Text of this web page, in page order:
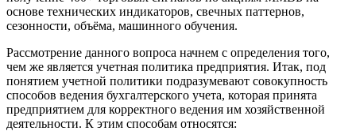
основе технических индикаторов, свечных паттернов,
сезонности, объёма, машинного обучения.
Рассмотрение данного вопроса начнем с определения того,
чем же является учетная политика предприятия. Итак, под
понятием учетной политики подразумевают совокупность
способов ведения бухгалтерского учета, которая принята
предприятием для корректного ведения им хозяйственной
деятельности. К этим способам относятся: